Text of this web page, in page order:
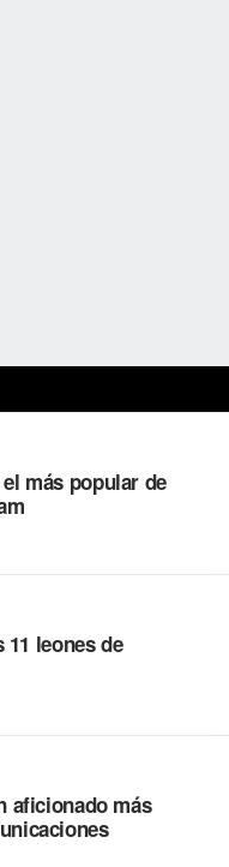
más popular de
leones de
aficionado más